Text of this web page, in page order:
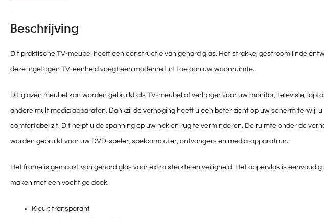
Beschrijving
Dit praktische TV-meubel heeft een constructie van gehard glas. Het strakke, gestroomlijnde
deze ingetogen TV-eenheid voegt een moderne tint toe aan uw woonruimte.
Dit glazen meubel kan worden gebruikt als TV-meubel of verhoger voor uw monitor, televisie,
andere multimedia apparaten. Dankzij de verhoging heeft u een beter zicht op uw scherm terwijl u
comfortabel zit. Dit helpt u de spanning op uw nek en rug te verminderen. De ruimte onder de
worden gebruikt voor uw DVD-speler, spelcomputer, ontvangers en media-apparatuur.
Het frame is gemaakt van gehard glas voor extra sterkte en veiligheid. Het oppervlak is
maken met een vochtige doek.
Kleur: transparant